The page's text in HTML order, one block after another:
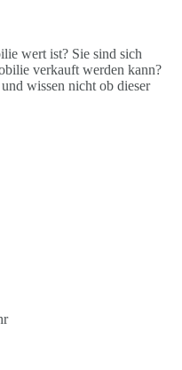
wert ist? Sie sind sich
verkauft werden kann?
wissen nicht ob dieser